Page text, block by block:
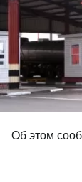
Об этом